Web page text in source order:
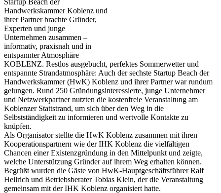
Handwerkskammer Koblenz und
ihrer Partner brachte Gründer,
Experten und junge
Unternehmen zusammen –
informativ, praxisnah und in
entspannter Atmosphäre
KOBLENZ. Restlos ausgebucht, perfektes Sommerwetter und
entspannte Strandatmosphäre: Auch der sechste Startup Beach der
Handwerkskammer (HwK) Koblenz und ihrer Partner war rundum
gelungen. Rund 250 Gründungsinteressierte, junge Unternehmer
und Netzwerkpartner nutzten die kostenfreie Veranstaltung am
Koblenzer Stattstrand, um sich über den Weg in die
Selbstständigkeit zu informieren und wertvolle Kontakte zu
knüpfen.
Als Organisator stellte die HwK Koblenz zusammen mit ihren
Kooperationspartnern wie der IHK Koblenz die vielfältigen
Chancen einer Existenzgründung in den Mittelpunkt und zeigte,
welche Unterstützung Gründer auf ihrem Weg erhalten können.
Begrüßt wurden die Gäste von HwK-Hauptgeschäftsführer Ralf
Hellrich und Betriebsberater Tobias Klein, der die Veranstaltung
gemeinsam mit der IHK Koblenz organisiert hatte.